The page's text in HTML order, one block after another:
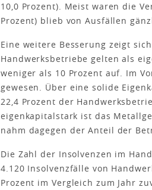
10,0 Prozent). Meist waren die
Prozent) blieb von Ausfällen
Eine weitere Besserung zeigt
Handwerksbetriebe gelten als
weniger als 10 Prozent auf. Im
gewesen. Über eine solide
22,4 Prozent der
eigenkapitalstark ist das
nahm dagegen der Anteil der
Die Zahl der Insolvenzen im
4.120 Insolvenzfälle von
Prozent im Vergleich zum Jahr